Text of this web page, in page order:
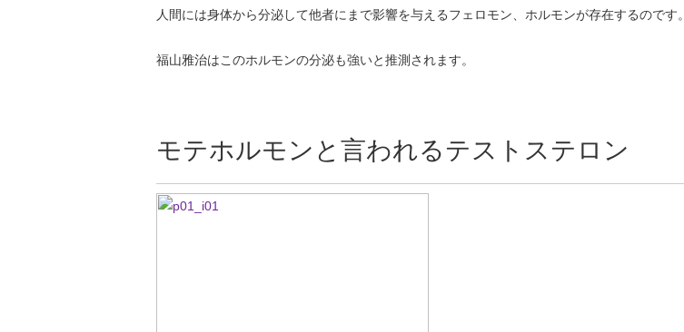
人間には身体から分泌して他者にまで影響を与えるフェロモン、ホルモンが存在するのです。
福山雅治はこのホルモンの分泌も強いと推測されます。
モテホルモンと言われるテストステロン